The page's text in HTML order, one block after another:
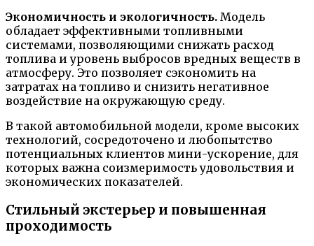
Экономичность и экологичность. Модель
обладает эффективными топливными
системами, позволяющими снижать расход
топлива и уровень выбросов вредных веществ в
атмосферу. Это позволяет сэкономить на
затратах на топливо и снизить негативное
воздействие на окружающую среду.
В такой автомобильной модели, кроме высоких
технологий, сосредоточено и любопытство
потенциальных клиентов мини-ускорение, для
которых важна соизмеримость удовольствия и
экономических показателей.
Стильный экстерьер и повышенная
проходимость